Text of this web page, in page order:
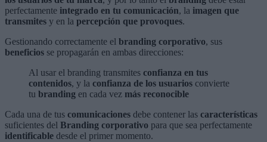
perfectamente integrado en tu comunicación, la imagen que
transmites y en la percepción que provoques.
Gestionando correctamente el branding corporativo, sus
beneficios se propagarán en ambas direcciones:
Al usar el branding transmites confianza en tus
contenidos, y la confianza de los usuarios convierte
tu branding en cada vez más reconocible
Cada una de tus comunicaciones debe contener las características
suficientes del Branding corporativo para que sea perfectamente
identificable desde el primer momento.